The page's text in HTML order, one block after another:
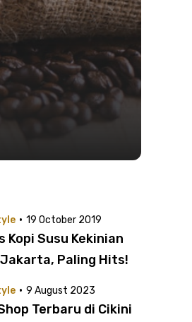
· 19 October 2019
Kopi Susu Kekinian
Paling Hits!
· 9 August 2023
Terbaru di Cikini